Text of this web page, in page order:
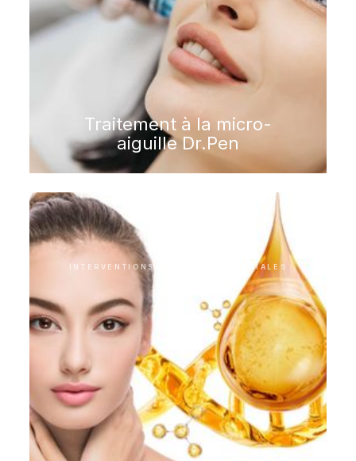
Traitement à la micro-
aiguille Dr.Pen
INTERVENTIONS ESTHÉTIQUES FACIALES